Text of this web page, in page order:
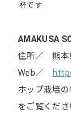
杯です
AMAKUSA
住所／ 熊本
Web／
ホップ栽培
をご覧くださ